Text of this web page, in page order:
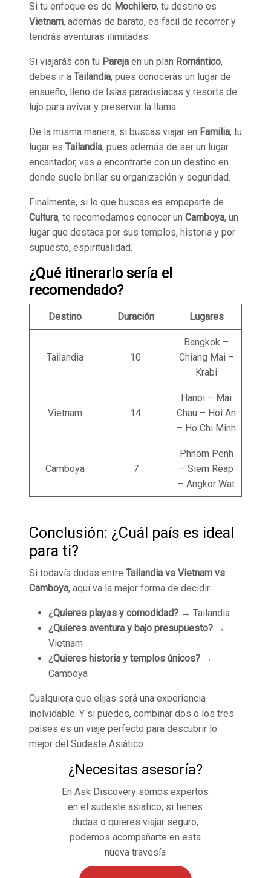
Si tu enfoque es de Mochilero, tu destino es
Vietnam, además de barato, es fácil de recorrer y
tendrás aventuras ilimitadas.
Si viajarás con tu Pareja en un plan Romántico,
debes ir a Tailandia, pues conocerás un lugar de
ensueño, lleno de Islas paradisíacas y resorts de
lujo para avivar y preservar la llama.
De la misma manera, si buscas viajar en Familia, tu
lugar es Tailandia, pues además de ser un lugar
encantador, vas a encontrarte con un destino en
donde suele brillar su organización y seguridad.
Finalmente, si lo que buscas es empaparte de
Cultura, te recomedamos conocer un Camboya, un
lugar que destaca por sus templos, historia y por
supuesto, espiritualidad.
¿Qué itinerario sería el
recomendado?
Destino Duración Lugares
Tailandia 10
Bangkok –
Chiang Mai –
Krabi
Vietnam 14
Hanoi – Mai
Chau – Hoi An
– Ho Chi Minh
Camboya 7
Phnom Penh
– Siem Reap
– Angkor Wat
Conclusión: ¿Cuál país es ideal
para ti?
Si todavía dudas entre Tailandia vs Vietnam vs
Camboya, aquí va la mejor forma de decidir:
¿Quieres playas y comodidad? → Tailandia
¿Quieres aventura y bajo presupuesto? →
Vietnam
¿Quieres historia y templos únicos? →
Camboya
Cualquiera que elijas será una experiencia
inolvidable. Y si puedes, combinar dos o los tres
países es un viaje perfecto para descubrir lo
mejor del Sudeste Asiático.
¿Necesitas asesoría?
En Ask Discovery somos expertos
en el sudeste asiatico, si tienes
dudas o quieres viajar seguro,
podemos acompañarte en esta
nueva travesía